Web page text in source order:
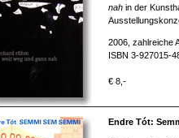
nah in der
2006, zahlreiche
ISBN 3-927015-
€ 8,-
Endre Tót: